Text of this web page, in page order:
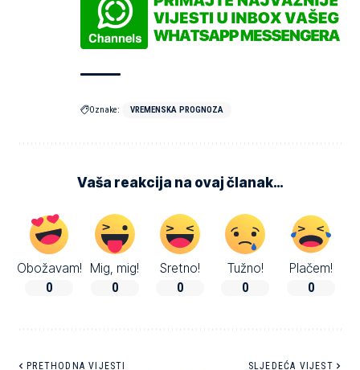
Oznake: VREMENSKA PROGNOZA
Vaša reakcija na ovaj članak…
Obožavam!
0
Mig, mig!
0
Sretno!
0
Tužno!
0
Plačem!
0
PRETHODNA VIJESTI SLJEDEĆA VIJEST